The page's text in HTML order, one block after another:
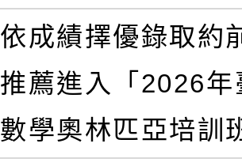
依成績擇優錄取約
推薦進入「2026年
數學奧林匹亞培訓